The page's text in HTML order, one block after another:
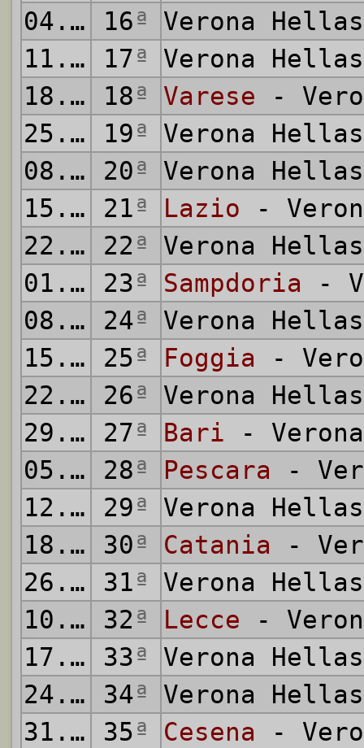
04.01.1981
16ª
Verona
11.01.1981
17ª
Verona
18.01.1981
18ª Varese -
25.01.1981
19ª
Verona
08.02.1981
20ª
Verona
15.02.1981
21ª Lazio -
22.02.1981
22ª
Verona
01.03.1981
23ª Sampdoria -
08.03.1981
24ª
Verona
15.03.1981
25ª Foggia -
22.03.1981
26ª
Verona
29.03.1981
27ª Bari -
05.04.1981
28ª Pescara -
12.04.1981
29ª
Verona
18.04.1981
30ª Catania -
26.04.1981
31ª
Verona
10.05.1981
32ª Lecce -
17.05.1981
33ª
Verona
24.05.1981
34ª
Verona
31.05.1981
35ª Cesena -